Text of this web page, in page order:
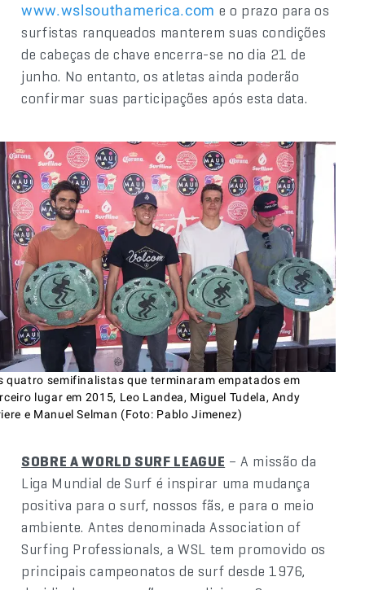
www.wslsouthamerica.com e o prazo para os
surfistas ranqueados manterem suas condições
de cabeças de chave encerra-se no dia 21 de
junho. No entanto, os atletas ainda poderão
confirmar suas participações após esta data.
quatro semifinalistas que terminaram empatados em
lugar em 2015, Leo Landea, Miguel Tudela, Andy
e Manuel Selman (Foto: Pablo Jimenez)
SOBRE A WORLD SURF LEAGUE – A missão da
Liga Mundial de Surf é inspirar uma mudança
positiva para o surf, nossos fãs, e para o meio
ambiente. Antes denominada Association of
Surfing Professionals, a WSL tem promovido os
principais campeonatos de surf desde 1976,